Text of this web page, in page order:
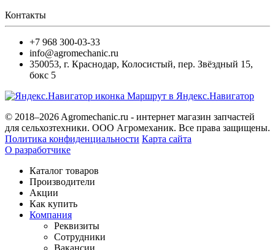
Контакты
+7 968 300-03-33
info@agromechanic.ru
350053, г. Краснодар, Колосистый, пер. Звёздный 15,
бокс 5
Маршрут в Яндекс.Навигатор
© 2018–2026 Agromechanic.ru - интернет магазин запчастей
для сельхозтехники. ООО Агромеханик. Все права защищены.
Политика конфиденциальности Карта сайта
О разработчике
Каталог товаров
Производители
Акции
Как купить
Компания
Реквизиты
Сотрудники
Вакансии